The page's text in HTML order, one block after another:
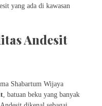
yang ada di kawasan
Andesit
Shabartum Wijaya
, batuan beku yang banyak